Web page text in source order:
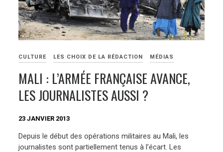
CULTURE LES CHOIX DE LA RÉDACTION MÉDIAS
MALI : L’ARMÉE FRANÇAISE AVANCE,
LES JOURNALISTES AUSSI ?
23 JANVIER 2013
Depuis le début des opérations militaires au Mali, les
journalistes sont partiellement tenus à l’écart. Les